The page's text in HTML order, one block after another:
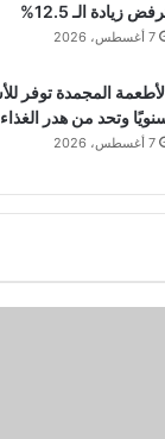
زيادة الـ 12.5%
7 أغسطس، 2026
وتحد من هدر الغذاء
7 أغسطس، 2026